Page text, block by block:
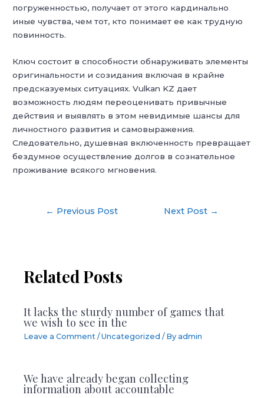
погруженностью, получает от этого кардинально
иные чувства, чем тот, кто понимает ее как трудную
повинность.
Ключ состоит в способности обнаруживать элементы
оригинальности и созидания включая в крайне
предсказуемых ситуациях. Vulkan KZ дает
возможность людям переоценивать привычные
действия и выявлять в этом невидимые шансы для
личностного развития и самовыражения.
Следовательно, душевная включенность превращает
бездумное осуществление долгов в сознательное
проживание всякого мгновения.
← Previous Post Next Post →
Related Posts
It lacks the sturdy number of games that
we wish to see in the
Leave a Comment /Uncategorized / Byadmin
We have already began collecting
information about accountable